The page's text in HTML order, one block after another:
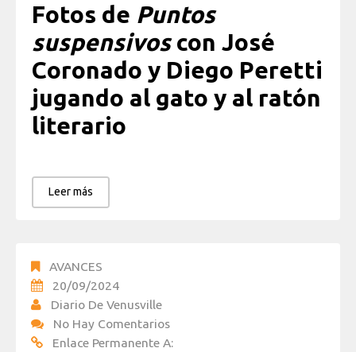
Fotos de Puntos
suspensivoscon José
Coronado y Diego Peretti
jugando al gato y al ratón
literario
Leer más
AVANCES
20/09/2024
Diario De Venusville
No Hay Comentarios
Enlace Permanente A: